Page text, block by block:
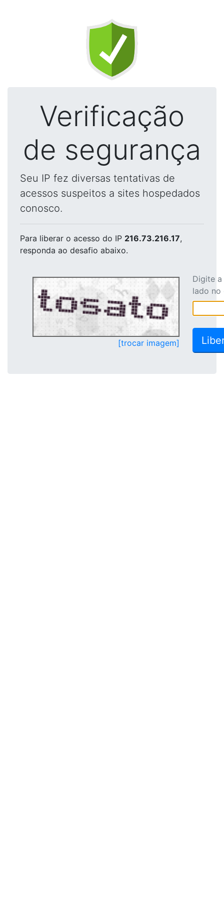
Verificação
de segurança
Seu IP fez diversas tentativas de
acessos suspeitos a sites hospedados
conosco.
Para liberar o acesso do IP 216.73.216.17,
responda ao desafio abaixo.
[trocar imagem]
Digite
lado no